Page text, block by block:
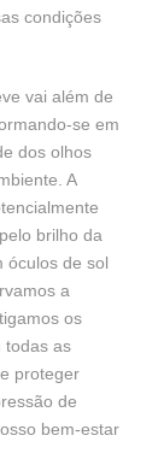
condições
vai além de
se em
dos olhos
A
brilho da
óculos de sol
a
os
todas as
proteger
de
bem-estar